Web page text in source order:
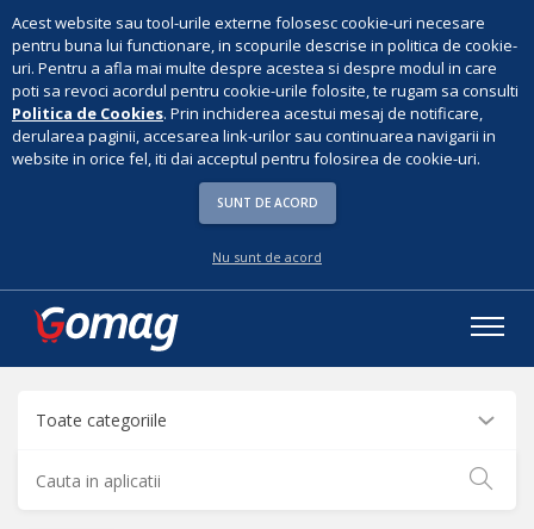
Acest website sau tool-urile externe folosesc cookie-uri necesare
pentru buna lui functionare, in scopurile descrise in politica de cookie-
uri. Pentru a afla mai multe despre acestea si despre modul in care
poti sa revoci acordul pentru cookie-urile folosite, te rugam sa consulti
Politica de Cookies. Prin inchiderea acestui mesaj de notificare,
derularea paginii, accesarea link-urilor sau continuarea navigarii in
website in orice fel, iti dai acceptul pentru folosirea de cookie-uri.
SUNT DE ACORD
Nu sunt de acord